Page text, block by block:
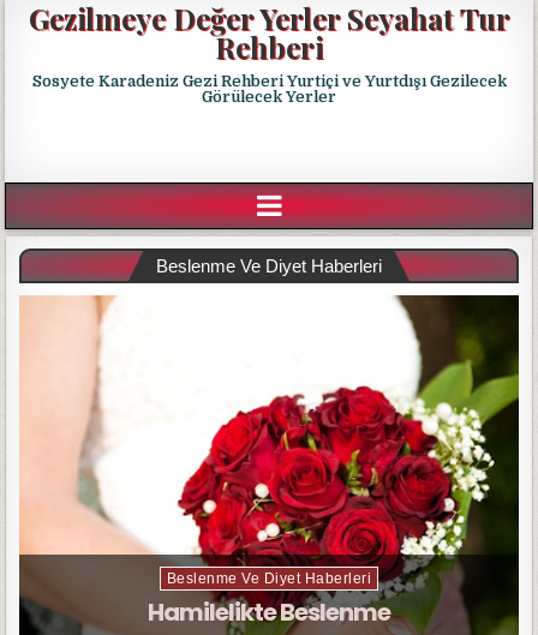
Gezilmeye Değer Yerler Seyahat Tur
Rehberi
Sosyete Karadeniz Gezi Rehberi Yurtiçi ve Yurtdışı Gezilecek
Görülecek Yerler
Beslenme Ve Diyet Haberleri
Beslenme Ve Diyet Haberleri
Hamilelikte Beslenme